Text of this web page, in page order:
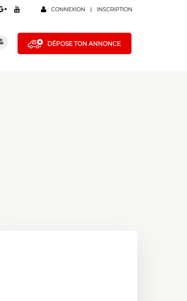
CONNEXION INSCRIPTION
DÉPOSE TON ANNONCE